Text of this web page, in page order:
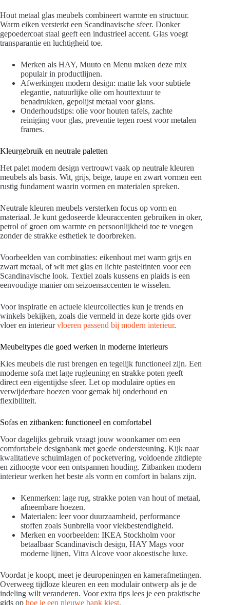
Hout metaal glas meubels combineert warmte en structuur.
Warm eiken versterkt een Scandinavische sfeer. Donker
gepoedercoat staal geeft een industrieel accent. Glas voegt
transparantie en luchtigheid toe.
Merken als HAY, Muuto en Menu maken deze mix
populair in productlijnen.
Afwerkingen modern design: matte lak voor subtiele
elegantie, natuurlijke olie om houttextuur te
benadrukken, gepolijst metaal voor glans.
Onderhoudstips: olie voor houten tafels, zachte
reiniging voor glas, preventie tegen roest voor metalen
frames.
Kleurgebruik en neutrale paletten
Het palet modern design vertrouwt vaak op neutrale kleuren
meubels als basis. Wit, grijs, beige, taupe en zwart vormen een
rustig fundament waarin vormen en materialen spreken.
Neutrale kleuren meubels versterken focus op vorm en
materiaal. Je kunt gedoseerde kleuraccenten gebruiken in oker,
petrol of groen om warmte en persoonlijkheid toe te voegen
zonder de strakke esthetiek te doorbreken.
Voorbeelden van combinaties: eikenhout met warm grijs en
zwart metaal, of wit met glas en lichte pasteltinten voor een
Scandinavische look. Textiel zoals kussens en plaids is een
eenvoudige manier om seizoensaccenten te wisselen.
Voor inspiratie en actuele kleurcollecties kun je trends en
winkels bekijken, zoals die vermeld in deze korte gids over
vloer en interieurvloeren passend bij modern interieur.
Meubeltypes die goed werken in moderne interieurs
Kies meubels die rust brengen en tegelijk functioneel zijn. Een
moderne sofa met lage rugleuning en strakke poten geeft
direct een eigentijdse sfeer. Let op modulaire opties en
verwijderbare hoezen voor gemak bij onderhoud en
flexibiliteit.
Sofas en zitbanken: functioneel en comfortabel
Voor dagelijks gebruik vraagt jouw woonkamer om een
comfortabele designbank met goede ondersteuning. Kijk naar
kwalitatieve schuimlagen of pocketvering, voldoende zitdiepte
en zithoogte voor een ontspannen houding. Zitbanken modern
interieur werken het beste als vorm en comfort in balans zijn.
Kenmerken: lage rug, strakke poten van hout of metaal,
afneembare hoezen.
Materialen: leer voor duurzaamheid, performance
stoffen zoals Sunbrella voor vlekbestendigheid.
Merken en voorbeelden: IKEA Stockholm voor
betaalbaar Scandinavisch design, HAY Mags voor
moderne lijnen, Vitra Alcove voor akoestische luxe.
Voordat je koopt, meet je deuropeningen en kamerafmetingen.
Overweeg tijdloze kleuren en een modulair ontwerp als je de
indeling wilt veranderen. Voor extra tips lees je een praktische
gids op hoe je een nieuwe bank kiest.